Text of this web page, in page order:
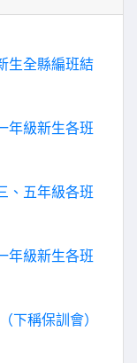
生全縣編班結
年級新生各班
、五年級各班
年級新生各班
下稱保訓會）